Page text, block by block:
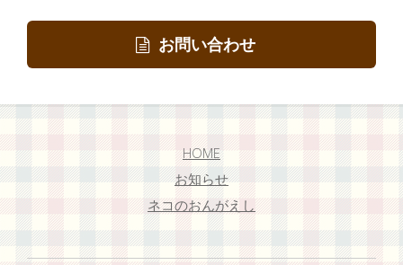
お問い合わせ
HOME
お知らせ
ネコのおんがえし